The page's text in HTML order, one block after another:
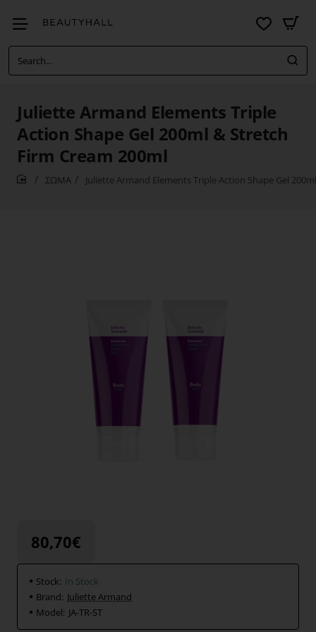
Search...
Juliette Armand Elements Triple
Action Shape Gel 200ml & Stretch
Firm Cream 200ml
ΣΩΜΑ Juliette Armand Elements Triple Action Shape Gel
80,70€
Stock: In Stock
Brand: Juliette Armand
Model: JA-TR-ST